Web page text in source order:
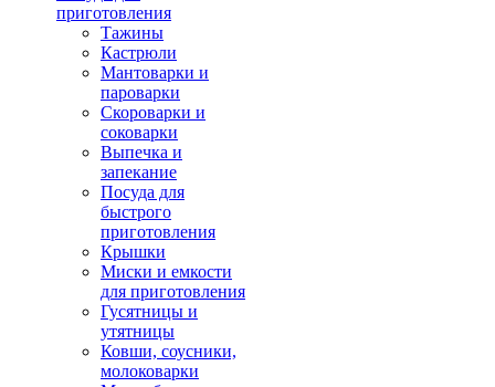
приготовления
Тажины
Кастрюли
Мантоварки и
пароварки
Скороварки и
соковарки
Выпечка и
запекание
Посуда для
быстрого
приготовления
Крышки
Миски и емкости
для приготовления
Гусятницы и
утятницы
Ковши, соусники,
молоковарки